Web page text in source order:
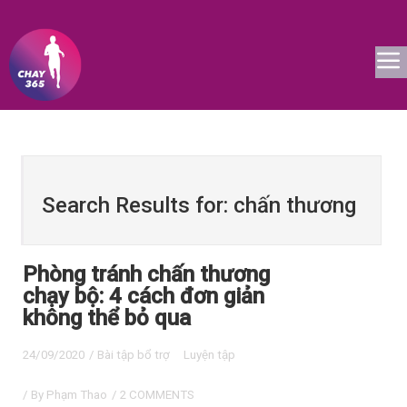
Search Results for: chấn thương
Phòng tránh chấn thương
chạy bộ: 4 cách đơn giản
không thể bỏ qua
24/09/2020 / Bài tập bổ trợ Luyện tập
/ By Phạm Thao / 2 COMMENTS